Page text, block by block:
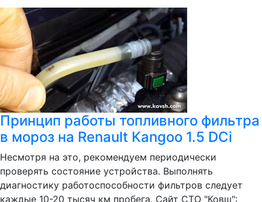
Принцип работы топливного фильтра
в мороз на Renault Kangoo 1.5 DCi
Несмотря на это, рекомендуем периодически
проверять состояние устройства. Выполнять
диагностику работоспособности фильтров следует
каждые 10-20 тысяч км пробега. Сайт СТО "Ковш":